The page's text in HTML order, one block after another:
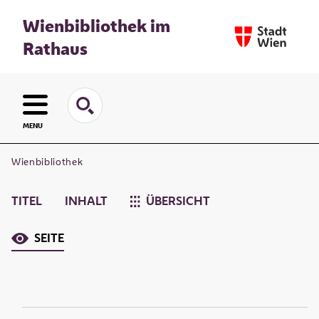
Wienbibliothek im
Rathaus
MENU
Wienbibliothek
TITEL INHALT ÜBERSICHT
SEITE